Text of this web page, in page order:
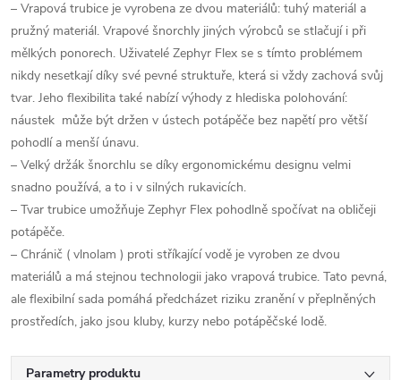
– Vrapová trubice je vyrobena ze dvou materiálů: tuhý materiál a
pružný materiál. Vrapové šnorchly jiných výrobců se stlačují i ​​při
mělkých ponorech. Uživatelé Zephyr Flex se s tímto problémem
nikdy nesetkají díky své pevné struktuře, která si vždy zachová svůj
tvar. Jeho flexibilita také nabízí výhody z hlediska polohování:
náustek může být držen v ústech potápěče bez napětí pro větší
pohodlí a menší únavu.
– Velký držák šnorchlu se díky ergonomickému designu velmi
snadno používá, a to i v silných rukavicích.
– Tvar trubice umožňuje Zephyr Flex pohodlně spočívat na obličeji
potápěče.
– Chránič ( vlnolam ) proti stříkající vodě je vyroben ze dvou
materiálů a má stejnou technologii jako vrapová trubice. Tato pevná,
ale flexibilní sada pomáhá předcházet riziku zranění v přeplněných
prostředích, jako jsou kluby, kurzy nebo potápěčské lodě.
Parametry produktu